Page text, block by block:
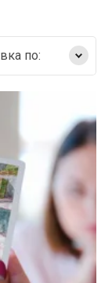
по:
А
Я